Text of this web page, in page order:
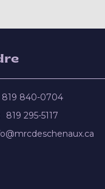
819 840-0704
819 295-5117